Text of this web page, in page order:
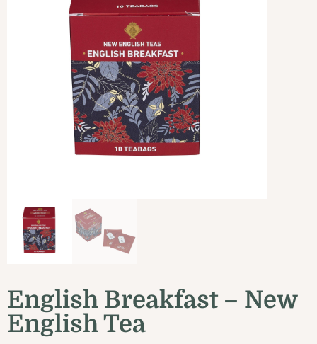
English Breakfast – New
English Tea